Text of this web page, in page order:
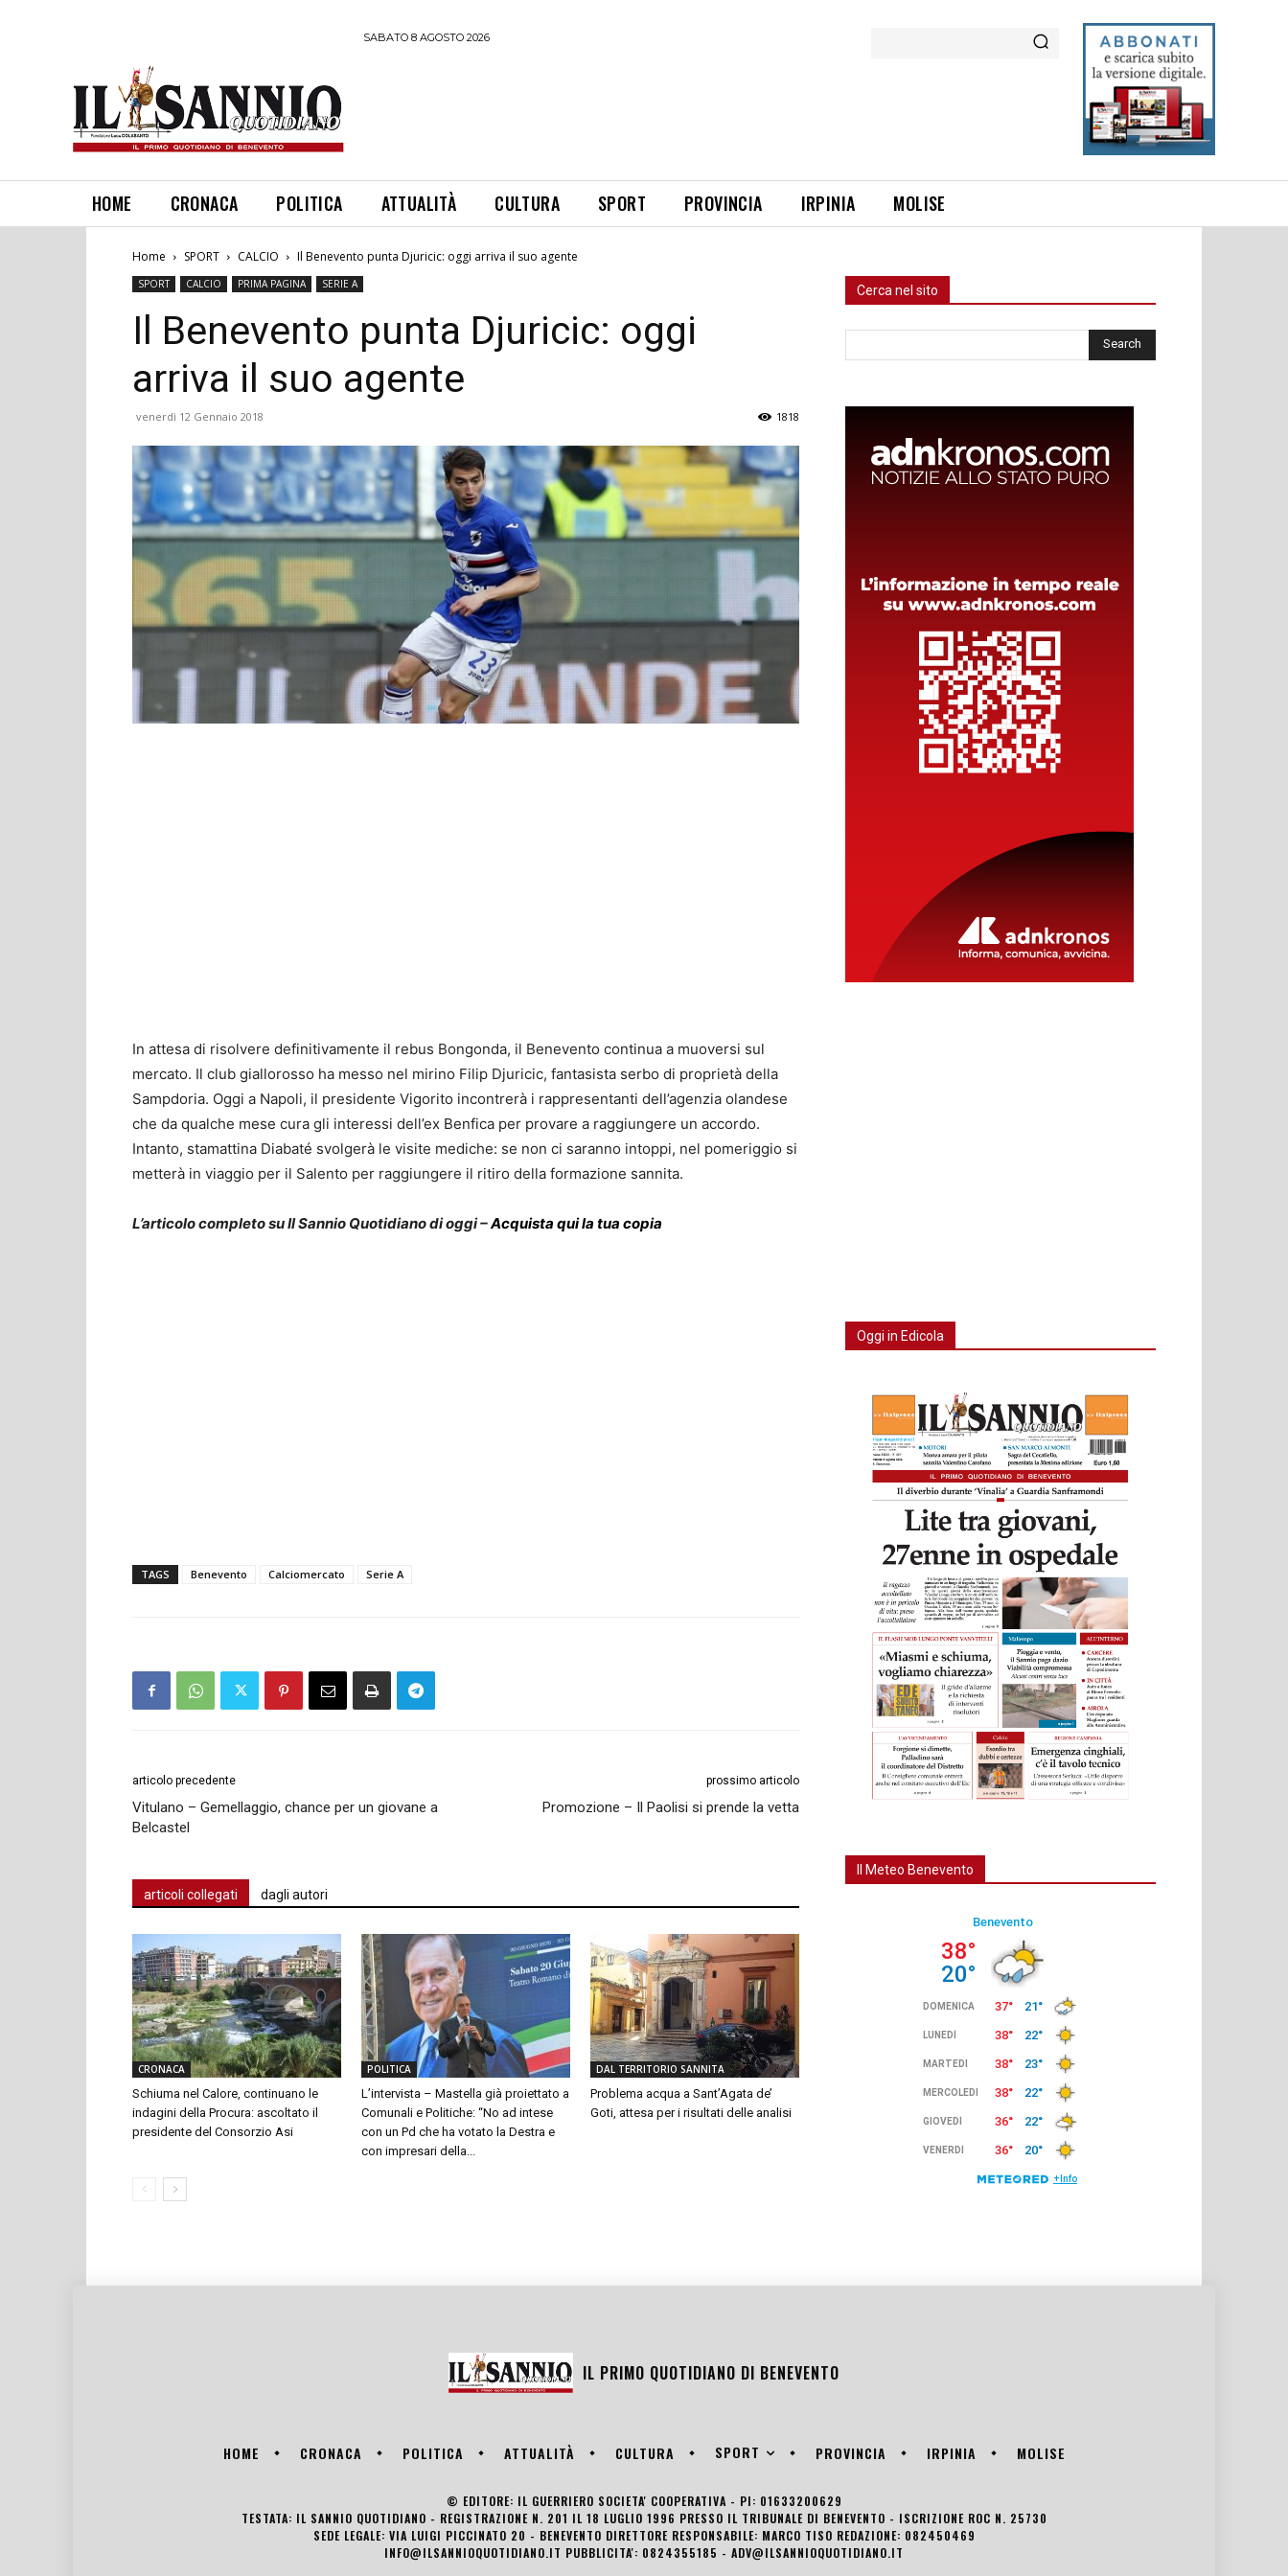
SABATO 8 AGOSTO 2026
HOME CRONACA POLITICA ATTUALITÀ CULTURA SPORT PROVINCIA IRPINIA MOLISE
Home SPORT CALCIO Il Benevento punta Djuricic: oggi arriva il suo agente
SPORT CALCIO PRIMA PAGINA SERIE A
Il Benevento punta Djuricic: oggi
arriva il suo agente
venerdì 12 Gennaio 2018 1818
In attesa di risolvere definitivamente il rebus Bongonda, il Benevento continua a muoversi sul
mercato. Il club giallorosso ha messo nel mirino Filip Djuricic, fantasista serbo di proprietà della
Sampdoria. Oggi a Napoli, il presidente Vigorito incontrerà i rappresentanti dell’agenzia olandese
che da qualche mese cura gli interessi dell’ex Benfica per provare a raggiungere un accordo.
Intanto, stamattina Diabaté svolgerà le visite mediche: se non ci saranno intoppi, nel pomeriggio si
metterà in viaggio per il Salento per raggiungere il ritiro della formazione sannita.
L’articolo completo su Il Sannio Quotidiano di oggi –Acquista qui la tua copia
TAGS Benevento Calciomercato Serie A
articolo precedente
Vitulano – Gemellaggio, chance per un giovane a
Belcastel
prossimo articolo
Promozione – Il Paolisi si prende la vetta
articoli collegati dagli autori
CRONACA
Schiuma nel Calore, continuano le
indagini della Procura: ascoltato il
presidente del Consorzio Asi
POLITICA
L’intervista – Mastella già proiettato a
Comunali e Politiche: “No ad intese
con un Pd che ha votato la Destra e
con impresari della...
DAL TERRITORIO SANNITA
Problema acqua a Sant’Agata de’
Goti, attesa per i risultati delle analisi
Cerca nel sito
Oggi in Edicola
Il Meteo Benevento
IL PRIMO QUOTIDIANO DI BENEVENTO
HOME CRONACA POLITICA ATTUALITÀ CULTURA SPORT PROVINCIA IRPINIA MOLISE
© EDITORE: IL GUERRIERO SOCIETA' COOPERATIVA - PI: 01633200629
TESTATA: IL SANNIO QUOTIDIANO - REGISTRAZIONE N. 201 IL 18 LUGLIO 1996 PRESSO IL TRIBUNALE DI BENEVENTO - ISCRIZIONE ROC N. 25730
SEDE LEGALE: VIA LUIGI PICCINATO 20 - BENEVENTO DIRETTORE RESPONSABILE: MARCO TISO REDAZIONE: 082450469
INFO@ILSANNIOQUOTIDIANO.IT PUBBLICITA': 0824355185 - ADV@ILSANNIOQUOTIDIANO.IT